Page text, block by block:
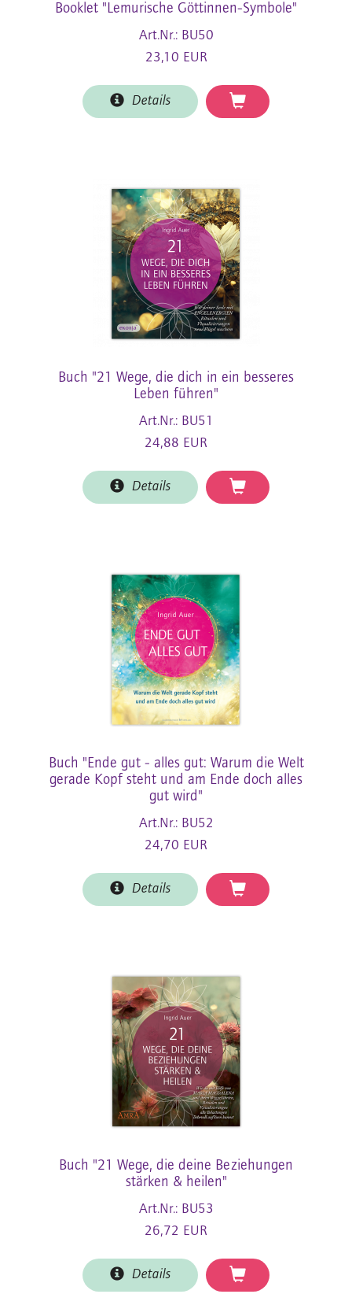
Booklet "Lemurische Göttinnen-Symbole"
Art.Nr.: BU50
23,10 EUR
Details
Buch "21 Wege, die dich in ein besseres
Leben führen"
Art.Nr.: BU51
24,88 EUR
Details
Buch "Ende gut - alles gut: Warum die Welt
gerade Kopf steht und am Ende doch alles
gut wird"
Art.Nr.: BU52
24,70 EUR
Details
Buch "21 Wege, die deine Beziehungen
stärken & heilen"
Art.Nr.: BU53
26,72 EUR
Details